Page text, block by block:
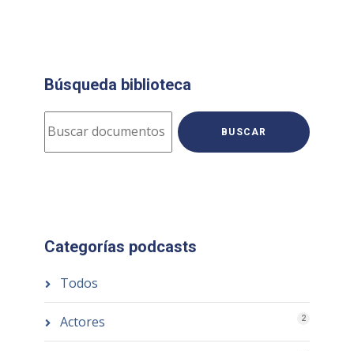
Búsqueda biblioteca
BUSCAR
Categorías podcasts
Todos
Actores 2